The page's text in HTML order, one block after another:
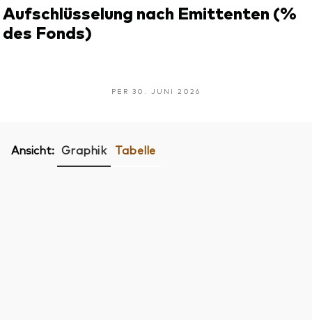
Aufschlüsselung nach Emittenten (%
des Fonds)
PER 30. JUNI 2026
Ansicht: Graphik Tabelle